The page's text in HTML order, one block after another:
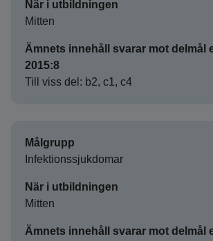
När i utbildningen
Mitten
Ämnets innehåll svarar mot delmål
2015:8
Till viss del: b2, c1, c4
Målgrupp
Infektionssjukdomar
När i utbildningen
Mitten
Ämnets innehåll svarar mot delmål